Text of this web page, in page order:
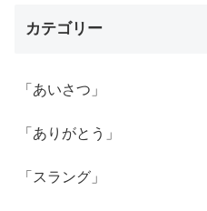
カテゴリー
「あいさつ」
「ありがとう」
「スラング」